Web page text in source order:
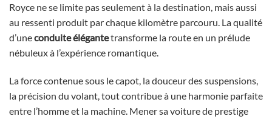
Royce ne se limite pas seulement à la destination, mais aussi
au ressenti produit par chaque kilomètre parcouru. La qualité
d’uneconduite élégantetransforme la route en un prélude
nébuleux à l’expérience romantique.
La force contenue sous le capot, la douceur des suspensions,
la précision du volant, tout contribue à une harmonie parfaite
entre l’homme et la machine. Mener sa voiture de prestige